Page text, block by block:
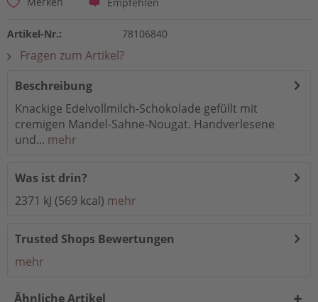
Artikel-Nr.: 78106840
Fragen zum Artikel?
Beschreibung
Knackige Edelvollmilch-Schokolade gefüllt mit
cremigen Mandel-Sahne-Nougat. Handverlesene
und... mehr
Was ist drin?
2371 kJ (569 kcal) mehr
Trusted Shops Bewertungen
mehr
Ähnliche Artikel